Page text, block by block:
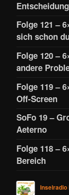
Folge 121 –
sich schon
Folge 120 –
andere
Folge 119 –
Off-Screen
SoFo 19 –
Aeterno
Folge 118 –
Bereich
Inselradio